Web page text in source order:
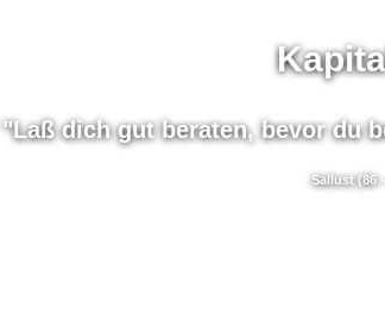
"Laß dich gut beraten, bevor du
Sallust (86